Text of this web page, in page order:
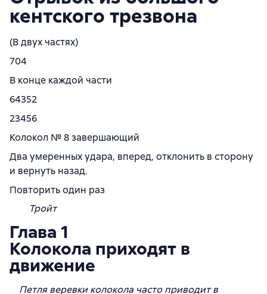
кентского трезвона
(В двух частях)
704
В конце каждой части
64352
23456
Колокол № 8 завершающий
Два умеренных удара, вперед, отклонить в сторону
и вернуть назад.
Повторить один раз
Тройт
Глава 1
Колокола приходят в
движение
Петля веревки колокола часто приводит в